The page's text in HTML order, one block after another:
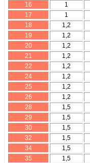
16
1
17
1
18
1,2
19
1,2
20
1,2
21
1,2
22
1,2
24
1,2
25
1,2
26
1,2
28
1,5
29
1,5
30
1,5
32
1,5
34
1,5
35
1,5